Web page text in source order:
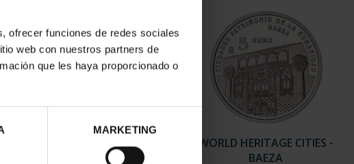
ofrecer funciones de redes sociales
web con nuestros partners de
que les haya proporcionado o
MARKETING
WORLD HERITAGE CITIES -
CORDOBA
WORLD HERITAGE CITIES -
BAEZA